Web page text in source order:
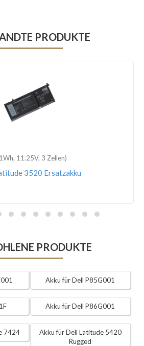
PRODUKTE
11.25V, 3 Zellen)
3520 Ersatzakku
PRODUKTE
Akku für Dell P85G001
Akku für Dell P86G001
7424
Akku für Dell Latitude 5420
Rugged